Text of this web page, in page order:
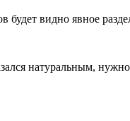
видно явное
натуральным,